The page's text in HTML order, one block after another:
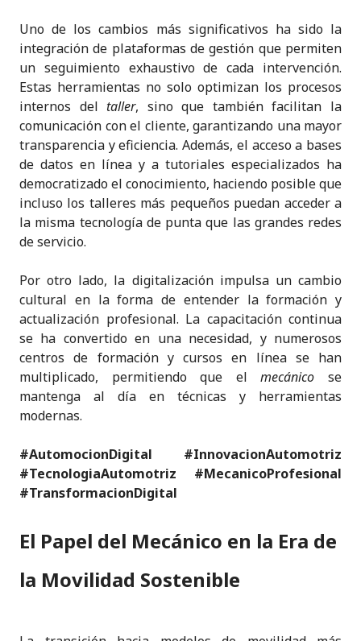
Uno de los cambios más significativos ha sido la
integración de plataformas de gestión que permiten
un seguimiento exhaustivo de cada intervención.
Estas herramientas no solo optimizan los procesos
internos deltaller, sino que también facilitan la
comunicación con el cliente, garantizando una mayor
transparencia y eficiencia. Además, el acceso a bases
de datos en línea y a tutoriales especializados ha
democratizado el conocimiento, haciendo posible que
incluso los talleres más pequeños puedan acceder a
la misma tecnología de punta que las grandes redes
de servicio.
Por otro lado, la digitalización impulsa un cambio
cultural en la forma de entender la formación y
actualización profesional. La capacitación continua
se ha convertido en una necesidad, y numerosos
centros de formación y cursos en línea se han
multiplicado, permitiendo que elmecánico se
mantenga al día en técnicas y herramientas
modernas.
#AutomocionDigital #InnovacionAutomotriz
#TecnologiaAutomotriz #MecanicoProfesional
#TransformacionDigital
El Papel del Mecánico en la Era de
la Movilidad Sostenible